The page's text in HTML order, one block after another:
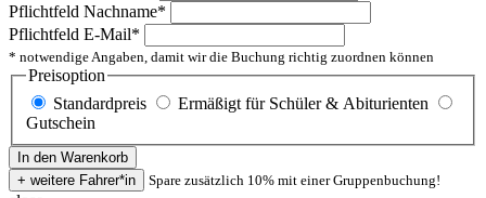
Pflichtfeld Nachname*
Pflichtfeld E-Mail*
* notwendige Angaben, damit wir die Buchung richtig zuordnen können
Preisoption
Standardpreis
Ermäßigt für Schüler & Abiturienten
Gutschein
Spare zusätzlich 10% mit einer Gruppenbuchung!